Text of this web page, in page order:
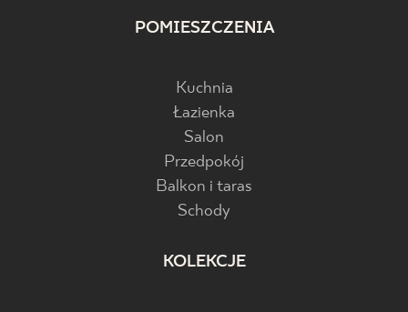
POMIESZCZENIA
Kuchnia
Łazienka
Salon
Przedpokój
Balkon i taras
Schody
KOLEKCJE